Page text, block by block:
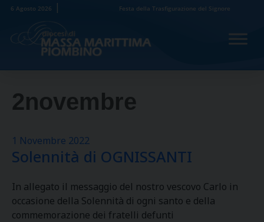
Skip
content
6 Agosto 2026 Festa della Trasfigurazione del Signore
2novembre
1 Novembre 2022
Solennità di OGNISSANTI
In allegato il messaggio del nostro vescovo Carlo in
occasione della Solennità di ogni santo e della
commemorazione dei fratelli defunti